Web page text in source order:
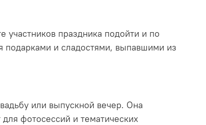
участников праздника подойти и по
подарками и сладостями, выпавшими из
или выпускной вечер. Она
фотосессий и тематических